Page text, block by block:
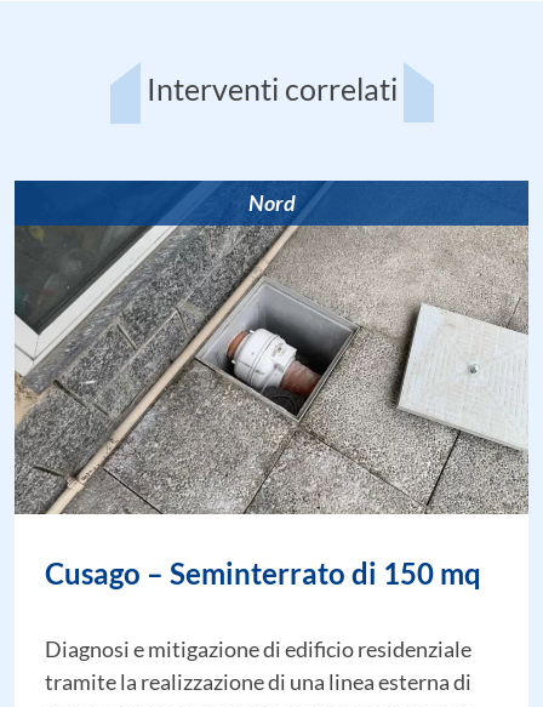
Interventi correlati
Nord
Cusago – Seminterrato di 150 mq
Diagnosi e mitigazione di edificio residenziale
tramite la realizzazione di una linea esterna di